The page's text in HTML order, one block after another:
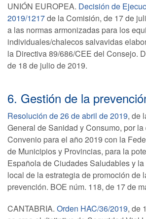
UNIÓN EUROPEA. Decisión de
2019/1217de la Comisión, de 17 de
a las normas armonizadas para los
individuales/chalecos salvavidas
la Directiva 89/686/CEE del Consejo.
de 18 de julio de 2019.
6. Gestión de la
Resolución de 26 de abril de 2019, de
General de Sanidad y Consumo, por
Convenio para el año 2019 con la
de Municipios y Provincias, para la
Española de Ciudades Saludables y
local de la estrategia de promoción de
prevención. BOE núm. 118, de 17 de
CANTABRIA. Orden HAC/36/2019, de